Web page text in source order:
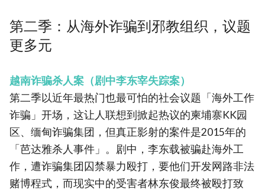
第二季：从海外诈骗到邪教组织，议题
更多元
越南诈骗杀人案（剧中李东宰失踪案）
第二季以近年最热门也最可怕的社会议题「海外工作
诈骗」开场，这让人联想到掀起热议的柬埔寨KK园
区、缅甸诈骗集团，但真正影射的案件是2015年的
「芭达雅杀人事件」。剧中，李东载被骗赴海外工
作，遭诈骗集团囚禁暴力殴打，要他们开发网路非法
赌博程式，而现实中的受害者林东俊最终被殴打致